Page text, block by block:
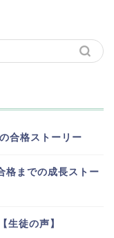
合格ストーリー
格までの成長ストー
生徒の声】